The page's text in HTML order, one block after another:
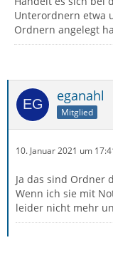
Unterordnern etwa
Ordnern angelegt
eganahl
Mitglied
10. Januar 2021 um
Ja das sind Ordner
Wenn ich sie mit
leider nicht mehr